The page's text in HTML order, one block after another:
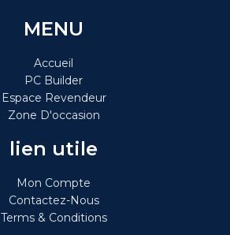
MENU
Accueil
PC Builder
Espace Revendeur
Zone D'occasion
lien utile
Mon Compte
Contactez-Nous
Terms & Conditions